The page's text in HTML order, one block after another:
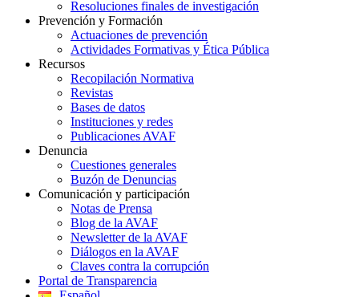
Resoluciones finales de investigación
Prevención y Formación
Actuaciones de prevención
Actividades Formativas y Ética Pública
Recursos
Recopilación Normativa
Revistas
Bases de datos
Instituciones y redes
Publicaciones AVAF
Denuncia
Cuestiones generales
Buzón de Denuncias
Comunicación y participación
Notas de Prensa
Blog de la AVAF
Newsletter de la AVAF
Diálogos en la AVAF
Claves contra la corrupción
Portal de Transparencia